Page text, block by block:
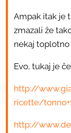
Ampak itak je
zmazali že
nekaj
Evo, tukaj je
http://
ricette/
http://